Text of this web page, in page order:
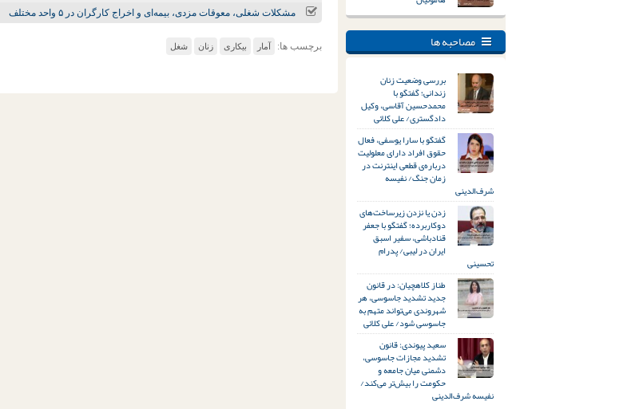
مشکلات شغلی، معوقات مزدی، بیمه‌ای و اخراج کارگران در ۵ واحد مختلف
برچسب ها: آمار بیکاری زنان شغل مصاحبه ها
بررسی وضعیت زنان
زندانی؛ گفتگو با
محمدحسین آقاسی، وکیل
دادگستری/ علی کلائی
گفتگو با سارا یوسفی، فعال
حقوق افراد دارای معلولیت
درباره‌ی قطعی اینترنت در
زمان جنگ/ نفیسه
شرف‌الدینی
زدن یا نزدن زیرساخت‌های
دوکاربرده؛ گفتگو با جعفر
قنادباشی، سفیر اسبق
ایران در لیبی/ پدرام
تحسینی
طناز کلاهچیان: در قانون
جدید تشدید جاسوسی، هر
شهروندی می‌تواند متهم به
جاسوسی شود/ علی کلائی
سعید پیوندی: قانون
تشدید مجازات جاسوسی،
دشمنی میان جامعه و
حکومت را بیش‌تر می‌کند/
نفیسه شرف‌الدینی